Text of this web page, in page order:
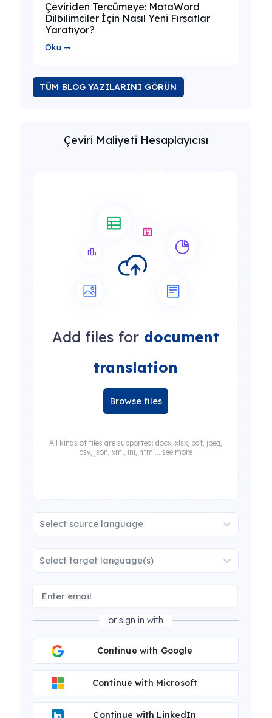
Çeviriden Tercümeye: MotaWord
Dilbilimciler İçin Nasıl Yeni Fırsatlar
Yaratıyor?
Oku ➞
TÜM BLOG YAZILARINI GÖRÜN
Çeviri Maliyeti Hesaplayıcısı
Add files for document
translation
Browse files
All kinds of files are supported: docx, xlsx, pdf, jpeg,
csv, json, xml, ini, html... see more
Select source language
Select target language(s)
or sign in with
Continue with Google
Continue with Microsoft
Continue with LinkedIn